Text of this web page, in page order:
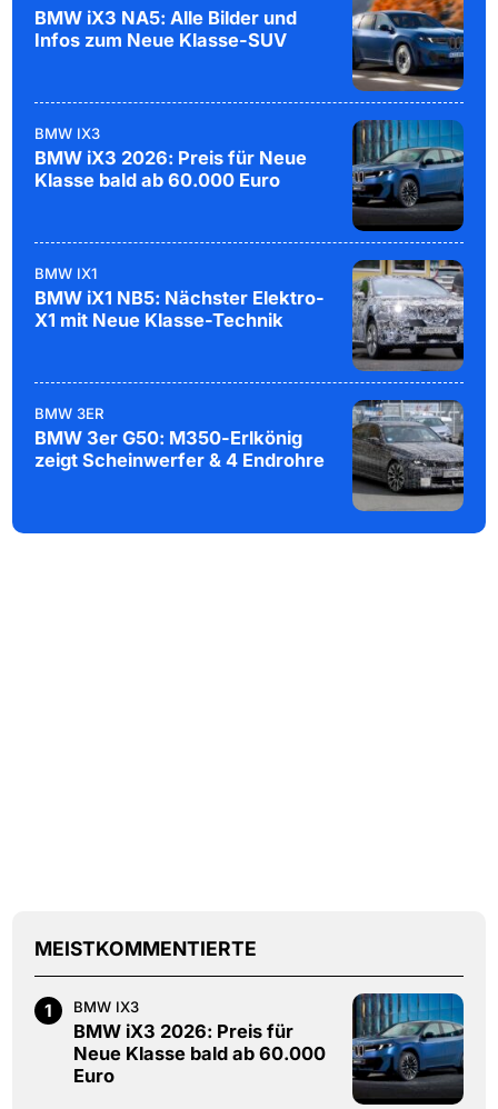
BMW iX3 NA5: Alle Bilder und
Infos zum Neue Klasse-SUV
BMW IX3
BMW iX3 2026: Preis für Neue
Klasse bald ab 60.000 Euro
BMW IX1
BMW iX1 NB5: Nächster Elektro-
X1 mit Neue Klasse-Technik
BMW 3ER
BMW 3er G50: M350-Erlkönig
zeigt Scheinwerfer & 4 Endrohre
MEISTKOMMENTIERTE
1 BMW IX3
BMW iX3 2026: Preis für
Neue Klasse bald ab 60.000
Euro